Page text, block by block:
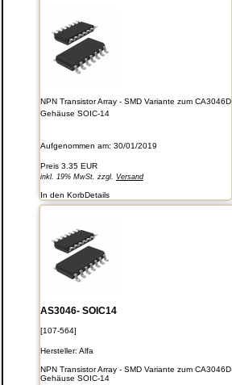
NPN Transistor Array - SMD Variante zum CA3046D
Gehäuse SOIC-14
Aufgenommen am: 30/01/2019
Preis 3.35 EUR
inkl. 19% MwSt. zzgl. Versand
In den KorbDetails
AS3046- SOIC14
[107-564]
Hersteller: Alfa
NPN Transistor Array - SMD Variante zum CA3046D
Gehäuse SOIC-14